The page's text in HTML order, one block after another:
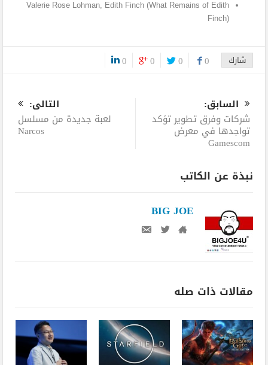
Valerie Rose Lohman, Edith Finch (What Remains of Edith
Finch)
شارك 0
0
0
0
السابق:
شركات وفرق تطوير تؤكد
تواجدها في معرض
Gamescom
التالى:
لعبة جديدة من مسلسل
Narcos
نبذة عن الكاتب
BIG JOE
مقالات ذات صله